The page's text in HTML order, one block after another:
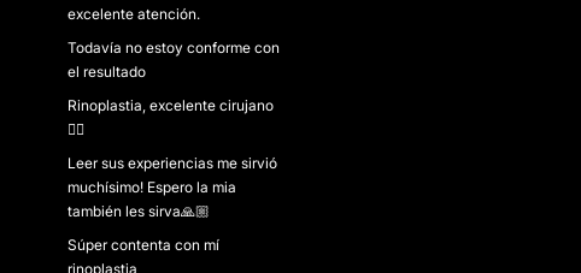
excelente atención.
Todavía no estoy conforme con
el resultado
Rinoplastia, excelente cirujano
👌🏻
Leer sus experiencias me sirvió
muchísimo! Espero la mia
también les sirva🙏🏼
Súper contenta con mí
rinoplastia